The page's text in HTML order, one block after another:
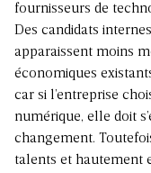
fournisseurs de
Des candidats
apparaissent moins
économiques
car si l’entreprise
numérique, elle doit
changement.
talents et hautement